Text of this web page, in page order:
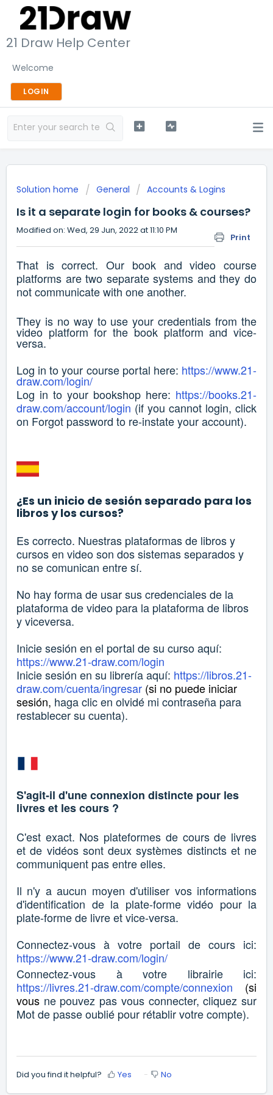
21 Draw Help Center
Welcome
LOGIN
Solution home General Accounts & Logins
Is it a separate login for books & courses?
Print
Modified on: Wed, 29 Jun, 2022 at 11:10 PM
That is correct. Our book and video course
platforms are two separate systems and they do
not communicate with one another.
They is no way to use your credentials from the
video platform for the book platform and vice-
versa.
Log in to your course portal here: https://www.21-
draw.com/login/
Log in to your bookshop here: https://books.21-
draw.com/account/login (if you cannot login, click
on Forgot password to re-instate your account).
¿Es un inicio de sesión separado para los
libros y los cursos?
Es correcto. Nuestras plataformas de libros y
cursos en video son dos sistemas separados y
no se comunican entre sí.
No hay forma de usar sus credenciales de la
plataforma de video para la plataforma de libros
y viceversa.
Inicie sesión en el portal de su curso aquí:
https://www.21-draw.com/login
Inicie sesión en su librería aquí: https://libros.21-
draw.com/cuenta/ingresar (si no puede iniciar
sesión, haga clic en olvidé mi contraseña para
restablecer su cuenta).
S'agit-il d'une connexion distincte pour les
livres et les cours ?
C'est exact. Nos plateformes de cours de livres
et de vidéos sont deux systèmes distincts et ne
communiquent pas entre elles.
Il n'y a aucun moyen d'utiliser vos informations
d'identification de la plate-forme vidéo pour la
plate-forme de livre et vice-versa.
Connectez-vous à votre portail de cours ici:
https://www.21-draw.com/login/
Connectez-vous à votre librairie ici:
https://livres.21-draw.com/compte/connexion
(si
vous ne pouvez pas vous connecter, cliquez sur
Mot de passe oublié pour rétablir votre compte).
Did you find it helpful? Yes No